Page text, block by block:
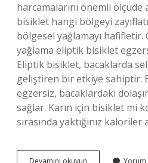
harcamalarını önemli
bisiklet hangi bölgeyi
bölgesel yağlamayı
yağlama eliptik bisiklet
Eliptik bisiklet, bacaklarda
geliştiren bir etkiye sahiptir.
egzersiz, bacaklardaki
sağlar. Karın için bisiklet mi
sırasında yaktığınız kaloriler
Devamını okuyun Zayıflamak Yorum